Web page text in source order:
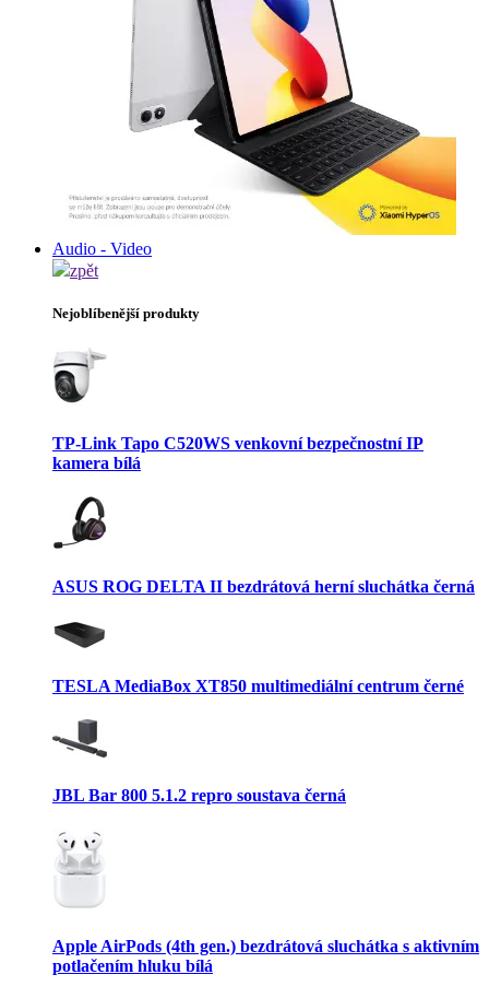
Audio - Video
zpět
Nejoblíbenější produkty
TP-Link Tapo C520WS venkovní bezpečnostní IP
kamera bílá
ASUS ROG DELTA II bezdrátová herní sluchátka černá
TESLA MediaBox XT850 multimediální centrum černé
JBL Bar 800 5.1.2 repro soustava černá
Apple AirPods (4th gen.) bezdrátová sluchátka s aktivním
potlačením hluku bílá